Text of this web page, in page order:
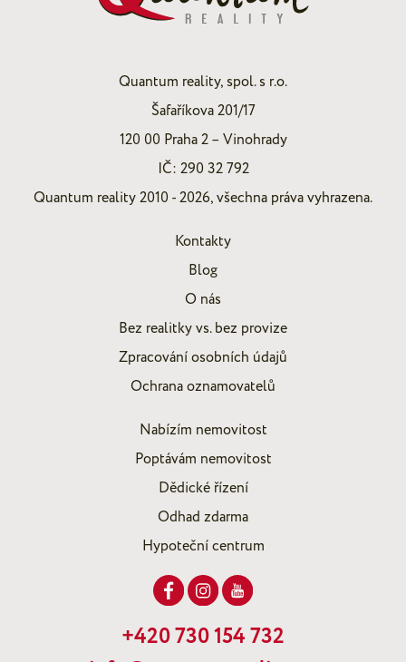
Quantum reality, spol. s r.o.
Šafaříkova 201/17
120 00 Praha 2 – Vinohrady
IČ: 290 32 792
Quantum reality 2010 - 2026, všechna práva vyhrazena.
Kontakty
Blog
O nás
Bez realitky vs. bez provize
Zpracování osobních údajů
Ochrana oznamovatelů
Nabízím nemovitost
Poptávám nemovitost
Dědické řízení
Odhad zdarma
Hypoteční centrum
+420 730 154 732